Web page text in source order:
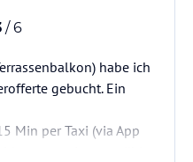
/ 6
habe ich
gebucht. Ein
Min per Taxi (via App